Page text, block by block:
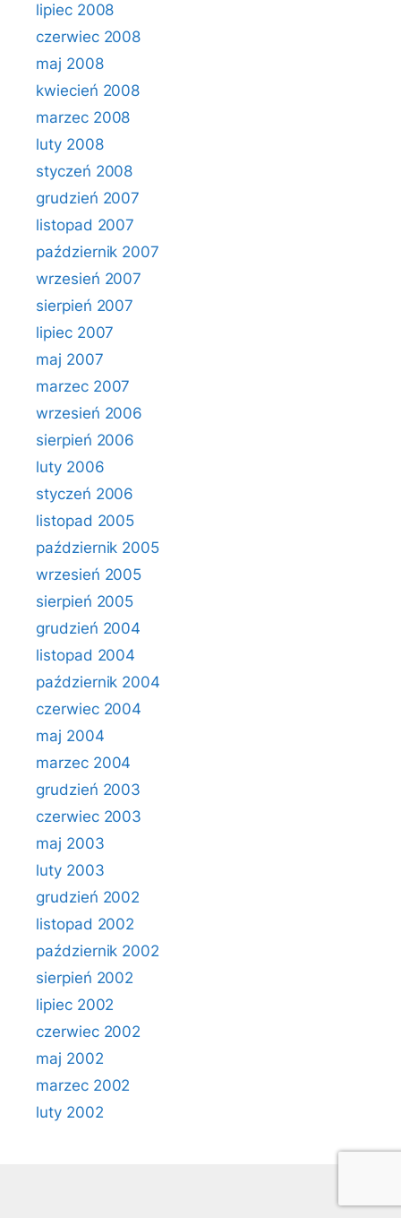
lipiec 2008
czerwiec 2008
maj 2008
kwiecień 2008
marzec 2008
luty 2008
styczeń 2008
grudzień 2007
listopad 2007
październik 2007
wrzesień 2007
sierpień 2007
lipiec 2007
maj 2007
marzec 2007
wrzesień 2006
sierpień 2006
luty 2006
styczeń 2006
listopad 2005
październik 2005
wrzesień 2005
sierpień 2005
grudzień 2004
listopad 2004
październik 2004
czerwiec 2004
maj 2004
marzec 2004
grudzień 2003
czerwiec 2003
maj 2003
luty 2003
grudzień 2002
listopad 2002
październik 2002
sierpień 2002
lipiec 2002
czerwiec 2002
maj 2002
marzec 2002
luty 2002